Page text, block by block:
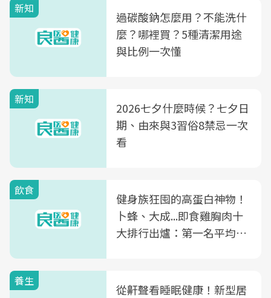
新知
過碳酸鈉怎麼用？不能洗什
麼？哪裡買？5種清潔用途
與比例一次懂
新知
2026七夕什麼時候？七夕日
期、由來與3習俗8禁忌一次
看
飲食
健身族狂囤的高蛋白神物！
卜蜂、大成...即食雞胸肉十
大排行出爐：第一名平均一
養生
從鼾聲看睡眠健康！新型居